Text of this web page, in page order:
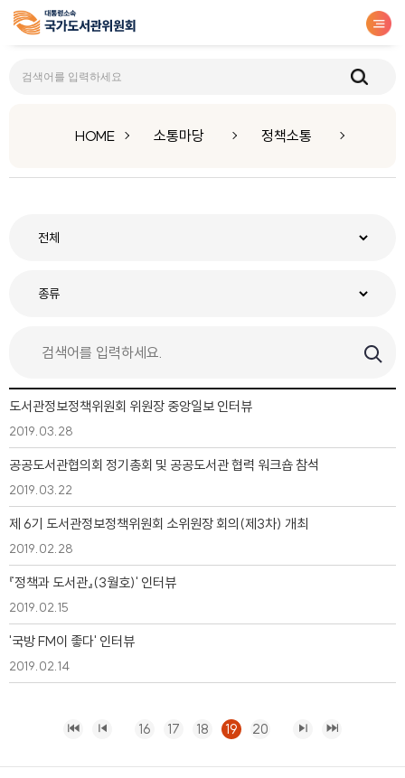
HOME 소통마당 정책소통
도서관정보정책위원회 위원장 중앙일보 인터뷰
2019.03.28
공공도서관협의회 정기총회 및 공공도서관 협력 워크숍 참석
2019.03.22
제 6기 도서관정보정책위원회 소위원장 회의(제3차) 개최
2019.02.28
『정책과 도서관』(3월호)' 인터뷰
2019.02.15
'국방 FM이 좋다' 인터뷰
2019.02.14
16 17 18 19 20